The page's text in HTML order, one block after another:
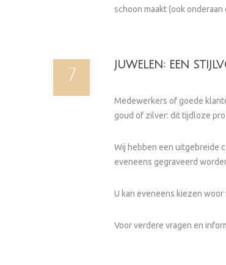
schoon maakt (ook
7
JUWELEN: EEN
Medewerkers of goede
goud of zilver: dit tijdloze
Wij hebben een uitgebreide
eveneens gegraveerd
U kan eveneens kiezen
Voor verdere vragen en